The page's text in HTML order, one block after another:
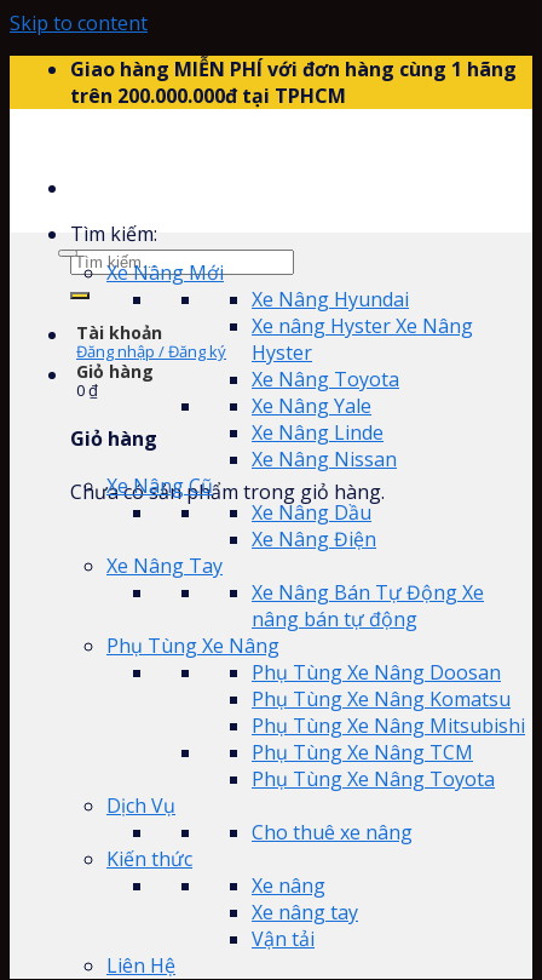
Skip to content
Giao hàng MIỄN PHÍ với đơn hàng cùng 1 hãng
trên 200.000.000đ tại TPHCM
Tìm kiếm:
Tài khoản
Đăng nhập / Đăng ký
Giỏ hàng
0₫
Giỏ hàng
Chưa có sản phẩm trong giỏ hàng.
Xe Nâng Mới
Xe Nâng Hyundai
Xe nâng Hyster Xe Nâng
Hyster
Xe Nâng Toyota
Xe Nâng Yale
Xe Nâng Linde
Xe Nâng Nissan
Xe Nâng Cũ
Xe Nâng Dầu
Xe Nâng Điện
Xe Nâng Tay
Xe Nâng Bán Tự Động Xe
nâng bán tự động
Phụ Tùng Xe Nâng
Phụ Tùng Xe Nâng Doosan
Phụ Tùng Xe Nâng Komatsu
Phụ Tùng Xe Nâng Mitsubishi
Phụ Tùng Xe Nâng TCM
Phụ Tùng Xe Nâng Toyota
Dịch Vụ
Cho thuê xe nâng
Kiến thức
Xe nâng
Xe nâng tay
Vận tải
Liên Hệ